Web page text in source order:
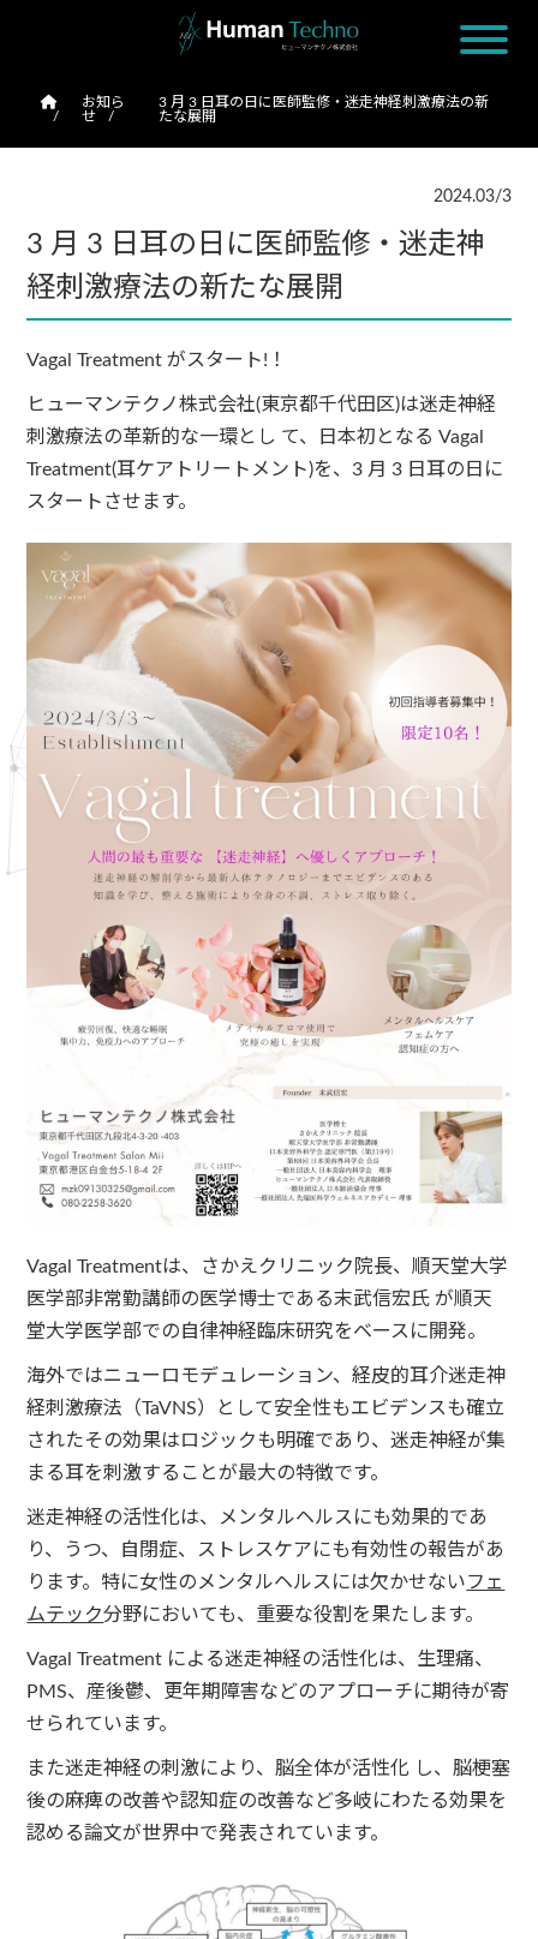
お知ら
せ
3 月 3 日耳の日に医師監修・迷走神経刺激療法の新
たな展開
2024.03/3
3 月 3 日耳の日に医師監修・迷走神
経刺激療法の新たな展開
Vagal Treatment がスタート!！
ヒューマンテクノ株式会社(東京都千代田区)は迷走神経
刺激療法の革新的な一環とし て、日本初となる Vagal
Treatment(耳ケアトリートメント)を、3 月 3 日耳の日に
スタートさせます。
Vagal Treatmentは、さかえクリニック院長、順天堂大学
医学部非常勤講師の医学博士である末武信宏氏 が順天
堂大学医学部での自律神経臨床研究をベースに開発。
海外ではニューロモデュレーション、経皮的耳介迷走神
経刺激療法（TaVNS）として安全性もエビデンスも確立
されたその効果はロジックも明確であり、迷走神経が集
まる耳を刺激することが最大の特徴です。
迷走神経の活性化は、メンタルヘルスにも効果的であ
り、うつ、自閉症、ストレスケアにも有効性の報告があ
ります。特に女性のメンタルヘルスには欠かせないフェ
ムテック分野においても、重要な役割を果たします。
Vagal Treatment による迷走神経の活性化は、生理痛、
PMS、産後鬱、更年期障害などのアプローチに期待が寄
せられています。
また迷走神経の刺激により、脳全体が活性化 し、脳梗塞
後の麻痺の改善や認知症の改善など多岐にわたる効果を
認める論文が世界中で発表されています。